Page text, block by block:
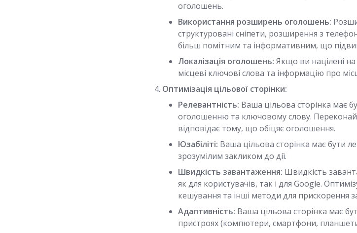
оголошень.
Використання розширень оголошень:
структуровані сніпети, розширення з
більш помітним та інформативним, що
Локалізація оголошень: Якщо ви націлені
місцеві ключові слова та інформацію про
Оптимізація цільової сторінки:
Релевантність: Ваша цільова сторінка має
оголошенню та ключовому слову.
відповідає тому, що обіцяє оголошення.
Юзабіліті: Ваша цільова сторінка має бути
зрозумілим закликом до дії.
Швидкість завантаження: Швидкість
як для користувачів, так і для Google.
кешування та інші методи для прискорення
Адаптивність: Ваша цільова сторінка має
пристроях (компютери, смартфони,